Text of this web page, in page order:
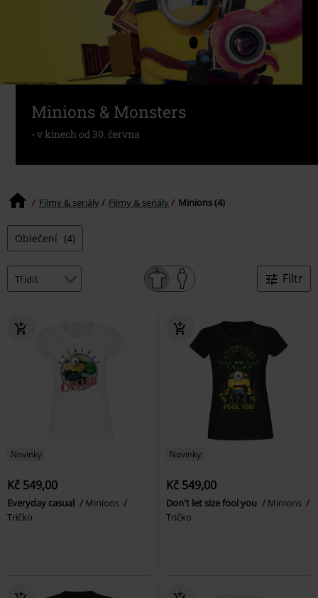
Minions & Monsters
- v kinech od 30. června
Filmy & seriály Filmy & seriály Minions (4)
Oblečení (4)
Filtr
Novinky
Kč 549,00
Everyday casual
Minions
Tričko
Novinky
Kč 549,00
Don't let size fool you
Minions
Tričko